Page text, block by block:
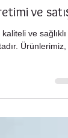
okunur
ve satışı
ve sağlıklı